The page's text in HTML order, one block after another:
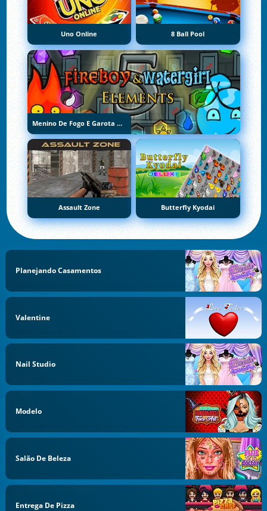
Uno Online 8 Ball Pool
Menino De Fogo E Garota De Água 5: Elementos
Assault Zone Butterfly Kyodai
Planejando Casamentos
Valentine
Nail Studio
Modelo
Salão De Beleza
Entrega De Pizza